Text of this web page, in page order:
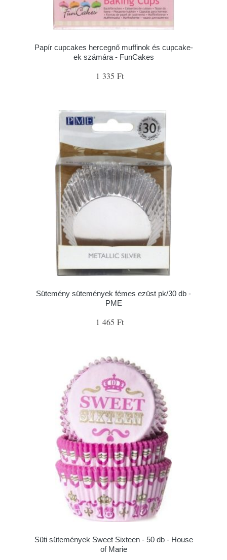
Papír cupcakes hercegnő muffinok és cupcake-
ek számára - FunCakes
1 335 Ft
Sütemény sütemények fémes ezüst pk/30 db -
PME
1 465 Ft
Süti sütemények Sweet Sixteen - 50 db - House
of Marie